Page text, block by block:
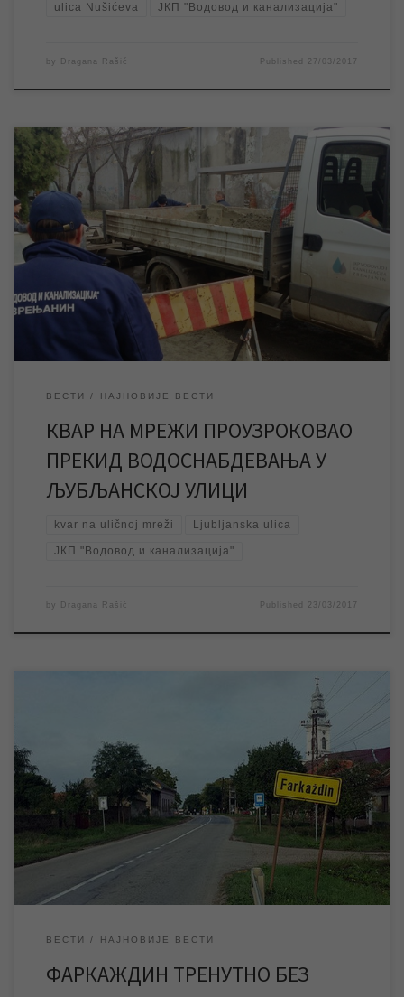
ulica Nušićeva ЈКП "Водовод и канализација"
by Dragana Rašić Published 27/03/2017
Због отклањања квара на уличној мрежи од 10,00 часова
прекинуто је водоснабдевање у Љубљанској и околним
улицама. Екипе ЈКП „Водовод и канализација“ су од момента
пријаве квара на терену и раде на санацији истог, и према
првим проценама са терена квар ће, уколико не дође до
непланираних дешавања, бити отклоњен до 12,00 часова. […]
ВЕСТИ НАЈНОВИЈЕ ВЕСТИ
КВАР НА МРЕЖИ ПРОУЗРОКОВАО
ПРЕКИД ВОДОСНАБДЕВАЊА У
ЉУБЉАНСКОЈ УЛИЦИ
kvar na uličnoj mreži Ljubljanska ulica
ЈКП "Водовод и канализација"
by Dragana Rašić Published 23/03/2017
Због радова које изводи ЈКП „Водовод и канализација“ на
свом изворишту, одакле се водом снабдева насељено место
Фаркаждин, овом насељеном месту је тренутно обустављено
водоснабдевање. Очекује се да ће радови бити завршени до
11 часова, након чега ће водоснабдевање бити уредно. ЈКП
„Водовод и канализација“ се захваљује становницима овог
насељеног […]
ВЕСТИ НАЈНОВИЈЕ ВЕСТИ
ФАРКАЖДИН ТРЕНУТНО БЕЗ